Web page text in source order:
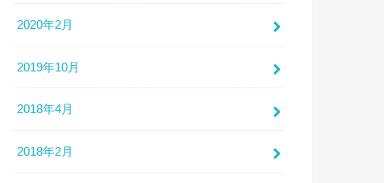
2020年2月
2019年10月
2018年4月
2018年2月